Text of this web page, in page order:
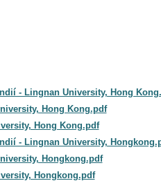
- Lingnan University, Hong
Hong Kong.pdf
Hong Kong.pdf
- Lingnan University,
Hongkong.pdf
Hongkong.pdf